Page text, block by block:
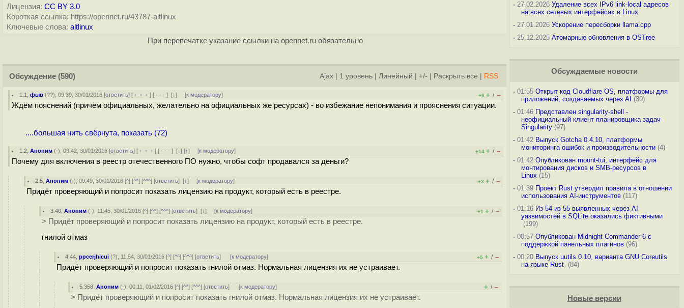
Лицензия: CC BY 3.0
Короткая ссылка: https://opennet.ru/43787-altlinux
Ключевые слова: altlinux
При перепечатке указание ссылки на opennet.ru обязательно
Обсуждение (590) Ajax 1 уровень Линейный +/- Раскрыть всё RSS
1.1 ,фыв (??), 09:39, 30/01/2016 [ответить] [ ﹢﹢﹢] [ · · ·][↓] [к модератору] +6 + / –
Ждём пояснений (причём официальных, желательно на официальных же ресурсах) - во избежание непонимания и прояснения ситуации.
....большая нить свёрнута, показать (72)
1.2 ,Аноним (-), 09:42, 30/01/2016 [ответить] [ ﹢﹢﹢] [ · · ·][↓] [↑] [к модератору] +14 + / –
Почему для включения в реестр отечественного ПО нужно, чтобы софт продавался за деньги?
2.5 ,Аноним (-), 09:49, 30/01/2016 [^] [^^] [^^^] [ответить][↓] [к модератору] +3 + / –
Придёт проверяющий и попросит показать лицензию на продукт, который есть в реестре.
3.40 ,Аноним (-), 11:45, 30/01/2016 [^] [^^] [^^^] [ответить][↓] [к модератору] +1 + / –
> Придёт проверяющий и попросит показать лицензию на продукт, который есть в реестре.
гнилой отмаз
4.44 ,ppcerjhicui (?), 11:54, 30/01/2016 [^] [^^] [^^^] [ответить] [к модератору] +5 + / –
Придёт проверяющий и попросит показать гнилой отмаз. Нормальная лицензия их не устраивает.
5.358 ,Аноним (-), 00:11, 01/02/2016 [^] [^^] [^^^] [ответить] [к модератору] + / –
> Придёт проверяющий и попросит показать гнилой отмаз. Нормальная лицензия их не устраивает.
-27.02.2026 Удаление всех IPv6 link-local адресов
на всех сетевых интерфейсах в Linux
-27.01.2026 Ускорение пересборки llama.cpp
-25.12.2025 Атомарные обновления в OSTree
Обсуждаемые новости
-01:55 Открыт код Cloudflare OS, платформы для
приложений, создаваемых через AI (30)
-01:46 Представлен singularity-shell -
неофициальный клиент планировщика задач
Singularity(97)
-01:42 Выпуск Gotcha 0.4.10, платформы
мониторинга ошибок и производительности(4)
-01:42 Опубликован mount-tui, интерфейс для
монтирования дисков и SMB-ресурсов в
Linux (15)
-01:39 Проект Rust утвердил правила в отношении
использования AI-инструментов(117)
-01:16 Из 54 из 55 выявленных через AI
уязвимостей в SQLite оказались фиктивными
(199)
-00:57 Опубликован Midnight Commander 6 c
поддержкой панельных плагинов(96)
-00:20 Выпуск uutils 0.10, варианта GNU Coreutils
на языке Rust (84)
Новые версии